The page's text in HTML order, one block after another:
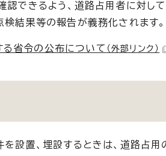
できるよう、道路占用者に対し
結果等の報告が義務化されます。
省令の公布について （外部リンク）
設置、埋設するときは、道路占